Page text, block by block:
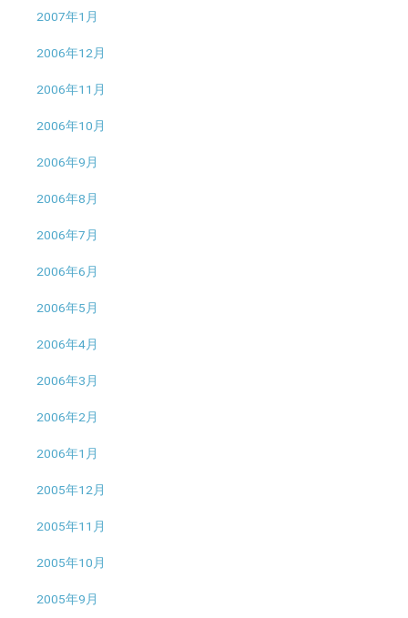
2007年1月
2006年12月
2006年11月
2006年10月
2006年9月
2006年8月
2006年7月
2006年6月
2006年5月
2006年4月
2006年3月
2006年2月
2006年1月
2005年12月
2005年11月
2005年10月
2005年9月